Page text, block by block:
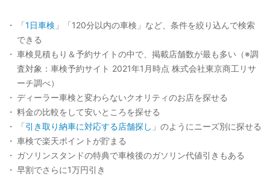
「1日車検 」「120分以内の車検」など、条件を絞り込んで検索
できる
車検見積もり＆予約サイトの中で、掲載店舗数が最も多い（※調
査対象：車検予約サイト 2021年1月時点 株式会社東京商工リサ
ーチ調べ）
ディーラー車検と変わらないクオリティのお店を探せる
料金の比較をして安いところを探せる
「引き取り納車に対応する店舗探し 」のようにニーズ別に探せる
車検で楽天ポイントが貯まる
ガソリンスタンドの特典で車検後のガソリン代値引きもある
早割でさらに1万円引き